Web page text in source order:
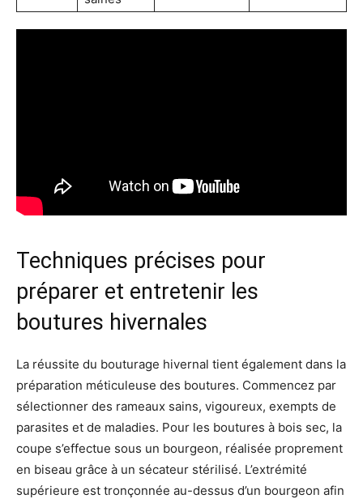
Techniques précises pour
préparer et entretenir les
boutures hivernales
La réussite du bouturage hivernal tient également dans la
préparation méticuleuse des boutures. Commencez par
sélectionner des rameaux sains, vigoureux, exempts de
parasites et de maladies. Pour les boutures à bois sec, la
coupe s’effectue sous un bourgeon, réalisée proprement
en biseau grâce à un sécateur stérilisé. L’extrémité
supérieure est tronçonnée au-dessus d’un bourgeon afin